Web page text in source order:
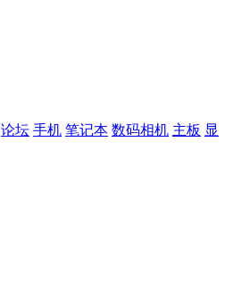
论坛 手机 笔记本 数码相机 主板 显